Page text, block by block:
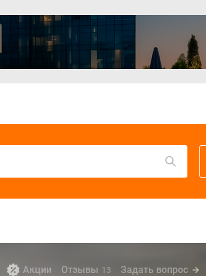
Акции Отзывы 13 Задать вопрос